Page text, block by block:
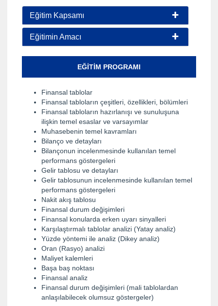
Eğitim Kapsamı
Eğitimin Amacı
EĞITIM PROGRAMI
Finansal tablolar
Finansal tabloların çeşitleri, özellikleri, bölümleri
Finansal tabloların hazırlanışı ve sunuluşuna
ilişkin temel esaslar ve varsayımlar
Muhasebenin temel kavramları
Bilanço ve detayları
Bilançonun incelenmesinde kullanılan temel
performans göstergeleri
Gelir tablosu ve detayları
Gelir tablosunun incelenmesinde kullanılan temel
performans göstergeleri
Nakit akış tablosu
Finansal durum değişimleri
Finansal konularda erken uyarı sinyalleri
Karşılaştırmalı tablolar analizi (Yatay analiz)
Yüzde yöntemi ile analiz (Dikey analiz)
Oran (Rasyo) analizi
Maliyet kalemleri
Başa baş noktası
Finansal analiz
Finansal durum değişimleri (mali tablolardan
anlaşılabilecek olumsuz göstergeler)